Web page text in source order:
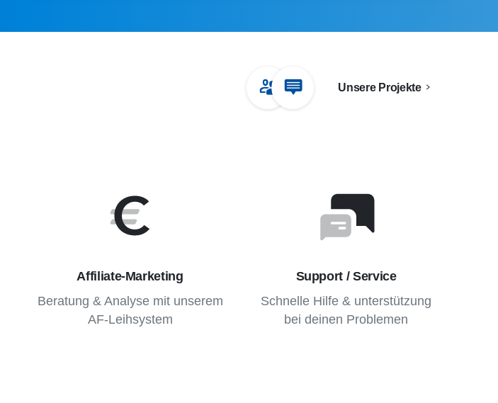
Unsere Projekte
Affiliate-Marketing
Beratung & Analyse mit unserem
AF-Leihsystem
Support / Service
Schnelle Hilfe & unterstützung
bei deinen Problemen